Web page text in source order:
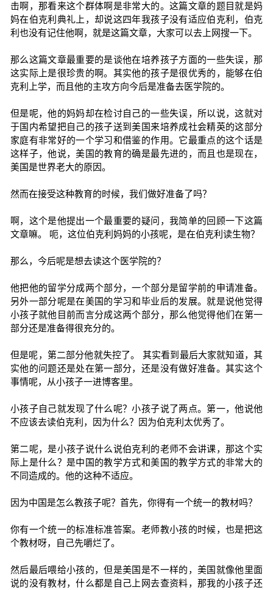
击啊，那看来这个群体啊是非常大的。这篇文章的题目就是妈
妈在伯克利典礼上，却说这四年我孩子没有适应伯克利，伯克
利也没有记住他啊，就是这篇文章，大家可以去上网搜一下。
那么这篇文章最重要的是谈他在培养孩子方面的一些失误，那
这实际上是很珍贵的啊。其实他的孩子是很优秀的，能够在伯
克利上学，而且他的主攻方向今后是准备去医学院的。
但是呢，他的妈妈却在检讨自己的一些失误，所以说，这就对
于国内希望把自己的孩子送到美国来培养成社会精英的这部分
家庭有非常好的一个学习和借鉴的作用。它最重点的这个话是
这样子，他说，美国的教育的确是最先进的，而且也是现在，
美国是世界老大的原因。
然而在接受这种教育的时候，我们做好准备了吗？
啊，这个是他提出一个最重要的疑问，我简单的回顾一下这篇
文章嘛。 呃，这位伯克利妈妈的小孩呢，是在伯克利读生物？
那么，今后呢是想去读这个医学院的？
他把他的留学分成两个部分，一个部分是留学前的申请准备。
另外一部分呢是在美国的学习和毕业后的发展。就是说他觉得
小孩子就他目前而言分成这两个部分，那么他觉得他们在第一
部分还是准备得很充分的。
但是呢，第二部分他就失控了。 其实看到最后大家就知道，其
实他的问题还是处在第一部分，还是没有做好准备。其实这个
事情呢，从小孩子一进博客里。
小孩子自己就发现了什么呢？小孩子说了两点。第一，他说他
不应该去读伯克利，因为什么？因为伯克利太优秀了。
第二呢，是小孩子说什么说伯克利的老师不会讲课，那这个实
际上是什么？是中国的教学方式和美国的教学方式的非常大的
不同造成的。他的这种不适应。
因为中国是怎么教孩子呢？首先，你得有一个统一的教材吗？
你有一个统一的标准标准答案。老师教小孩的时候，也是把这
个教材呀，自己先嚼烂了。
然后最后喂给小孩的，但是美国是不一样的，美国就像他里面
说的没有教材，什么都是自己上网去查资料，那我的小孩子还